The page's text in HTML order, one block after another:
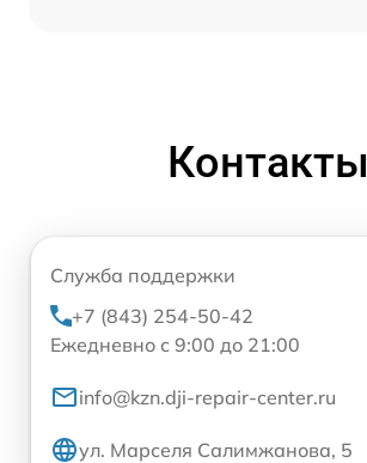
Контакты
Служба поддержки
+7 (843) 254-50-42
Ежедневно с 9:00 до 21:00
info@kzn.dji-repair-center.ru
ул. Марселя Салимжанова, 5